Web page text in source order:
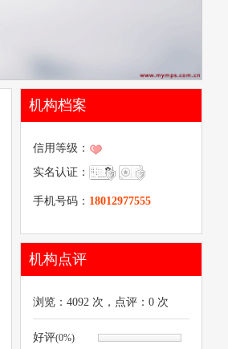
机构档案
信用等级：
实名认证：
手机号码： 18012977555
机构点评
浏览： 4092 次，点评： 0 次
好评(0%)